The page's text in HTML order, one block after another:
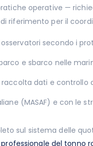
operative —
riferimento per il
secondo i
e sbarco nelle
dati e controllo
(MASAF) e con le
sul sistema delle
del tonno